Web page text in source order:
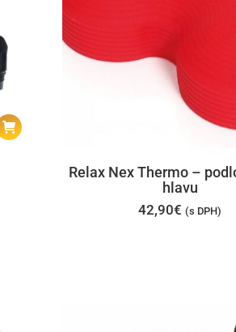
Relax Nex Thermo –
hlavu
42,90€ (s DPH)